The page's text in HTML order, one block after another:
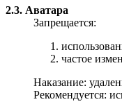
2.3. Аватара
Запрещается:
частое
Наказание:
Рекомендуется: